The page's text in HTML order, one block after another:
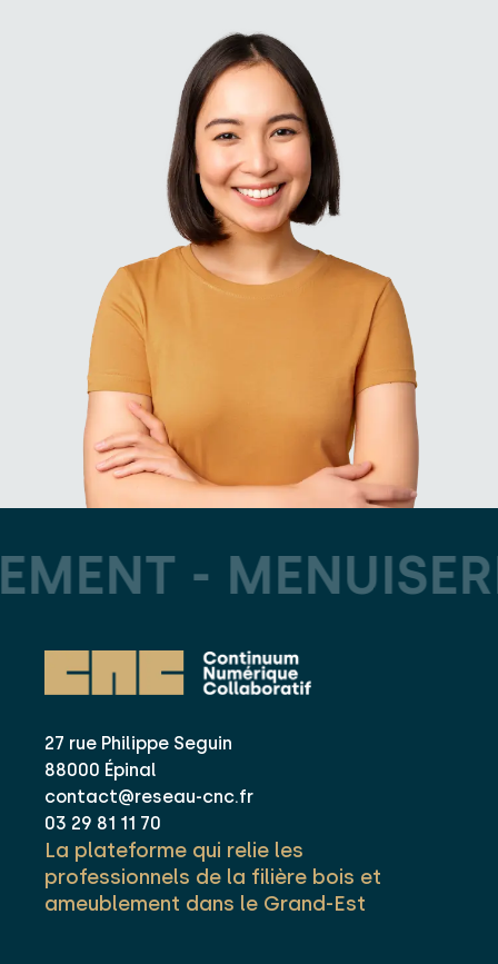
-
27 rue Philippe Seguin
88000 Épinal
contact@reseau-cnc.fr
03 29 81 11 70
La plateforme qui relie les
professionnels de la filière bois et
ameublement dans le Grand-Est